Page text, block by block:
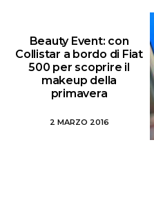
Beauty Event: con
Collistar a bordo di Fiat
500 per scoprire il
makeup della
primavera
2 MARZO 2016